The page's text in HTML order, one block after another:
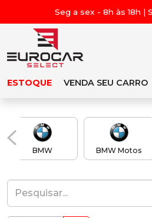
Seg a sex - 8h às 18h |
ESTOQUE VENDA SEU CARRO
BMW BMW Motos